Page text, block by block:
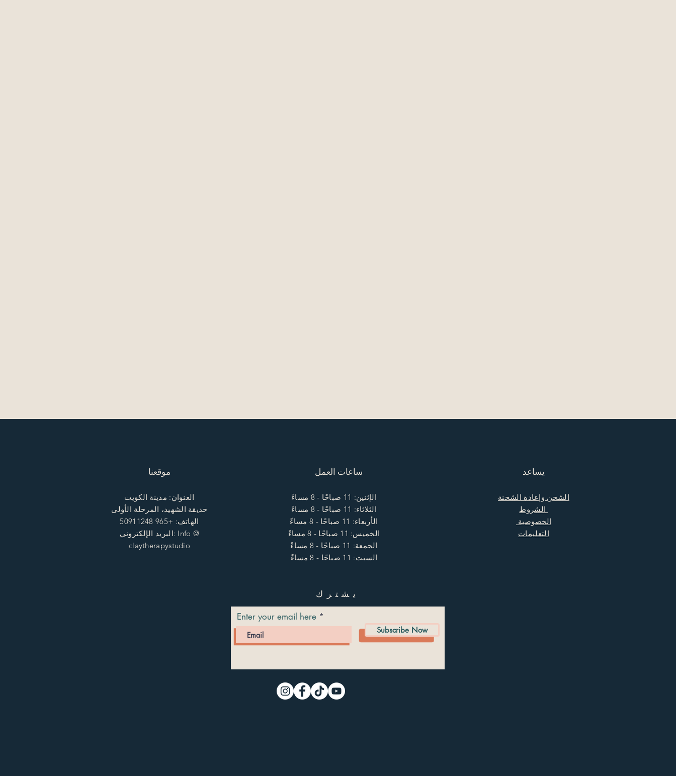
موقعنا
العنوان: مدينة الكويت
حديقة الشهيد، المرحلة الأولى
الهاتف: +965 50911248
البريد الإلكتروني: Info @
claytherapystudio
ساعات العمل
الإثنين: 11 صباحًا - 8 مساءً
الثلاثاء: 11 صباحًا - 8 مساءً
الأربعاء: 11 صباحًا - 8 مساءً
الخميس: 11 صباحًا - 8 مساءً
الجمعة: 11 صباحًا - 8 مساءً
السبت: 11 صباحًا - 8 مساءً
يساعد
الشحن وإعادة الشحنة
الخصوصية
التعليمات
يشترك
Enter your email here
Subscribe Now